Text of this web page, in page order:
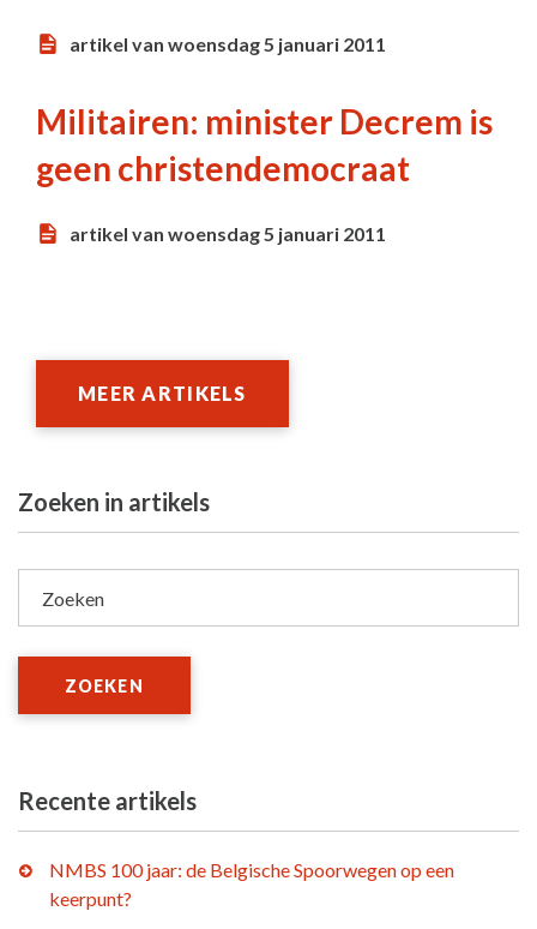
artikel van woensdag 5 januari 2011
Militairen: minister Decrem is
geen christendemocraat
artikel van woensdag 5 januari 2011
MEER ARTIKELS
Zoeken in artikels
Zoeken
ZOEKEN
Recente artikels
NMBS 100 jaar: de Belgische Spoorwegen op een
keerpunt?